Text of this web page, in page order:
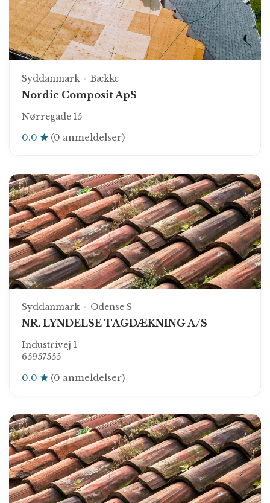
Syddanmark Bække
Nordic Composit ApS
Nørregade 15
0.0 (0 anmeldelser)
Syddanmark Odense S
NR. LYNDELSE TAGDÆKNING A/S
Industrivej 1
65957555
0.0 (0 anmeldelser)